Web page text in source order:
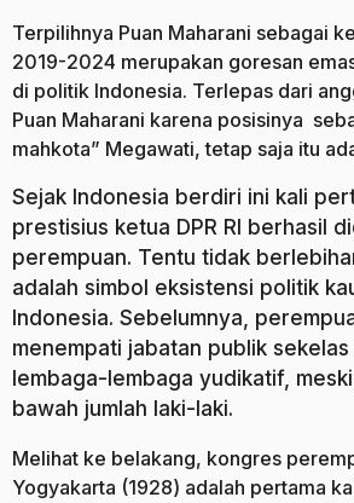
Terpilihnya Puan Maharani sebagai
2019-2024 merupakan goresan
di politik Indonesia. Terlepas dari
Puan Maharani karena posisinya
mahkota” Megawati, tetap saja itu
Sejak Indonesia berdiri ini kali
prestisius ketua DPR RI berhasil
perempuan. Tentu tidak
adalah simbol eksistensi politik
Indonesia. Sebelumnya,
menempati jabatan publik
lembaga-lembaga yudikatif,
bawah jumlah laki-laki.
Melihat ke belakang, kongres
Yogyakarta (1928) adalah pertama